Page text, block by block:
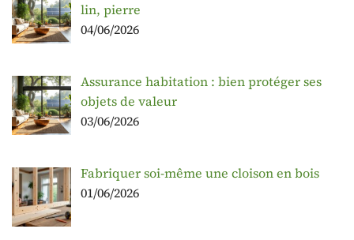
lin, pierre
04/06/2026
Assurance habitation : bien protéger ses
objets de valeur
03/06/2026
Fabriquer soi-même une cloison en bois
01/06/2026